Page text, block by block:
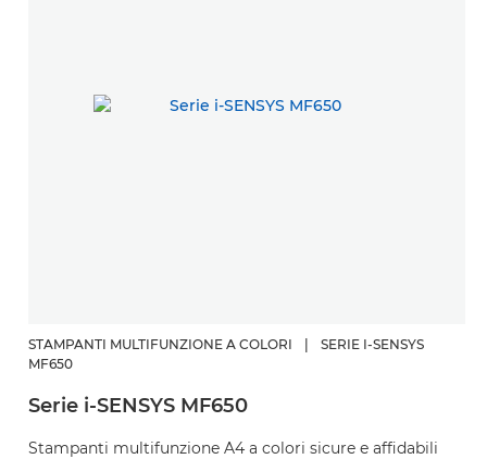
STAMPANTI MULTIFUNZIONE A COLORI
SERIE I-SENSYS
MF650
Serie i-SENSYS MF650
Stampanti multifunzione A4 a colori sicure e affidabili